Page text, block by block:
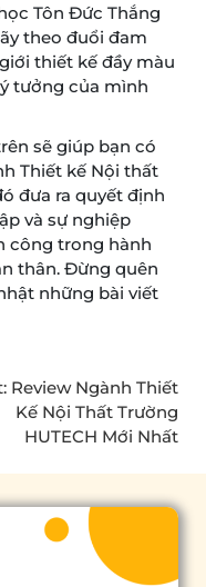
Tôn Đức Thắng
theo đuổi đam
thiết kế đầy màu
tưởng của mình
sẽ giúp bạn có
Thiết kế Nội thất
đưa ra quyết định
và sự nghiệp
công trong hành
thân. Đừng quên
những bài viết
Review Ngành Thiết
Kế Nội Thất Trường
HUTECH Mới Nhất